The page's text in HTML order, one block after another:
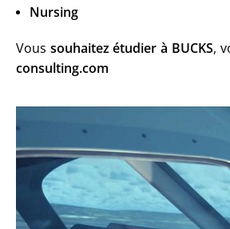
Nursing
Vous souhaitez étudier à BUCKS,
consulting.com